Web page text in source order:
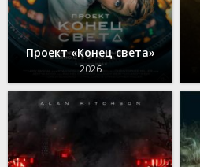
Проект «Конец света»
2026